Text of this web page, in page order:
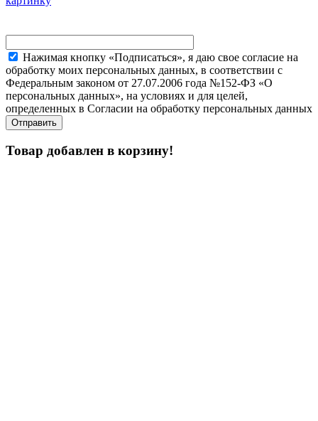
Нажимая кнопку «Подписаться», я даю свое согласие на
обработку моих персональных данных, в соответствии с
Федеральным законом от 27.07.2006 года №152-ФЗ «О
персональных данных», на условиях и для целей,
определенных в Согласии на обработку персональных данных
Товар добавлен в корзину!